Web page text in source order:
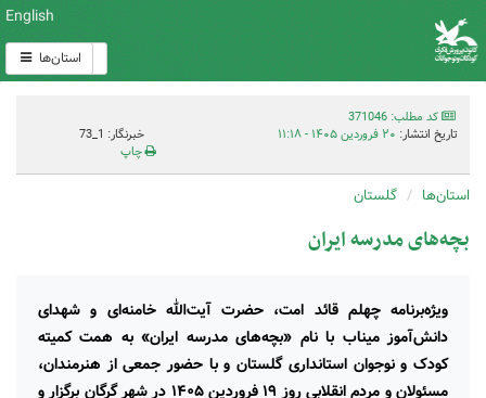
English
استان‌ها
کد مطلب: 371046
تاریخ انتشار: ۲۰ فروردین ۱۴۰۵ - ۱۱:۱۸
خبرنگار: 1_73
چاپ
استان‌ها گلستان
بچه‌های مدرسه ایران
ویژه‌برنامه چهلم قائد امت، حضرت آیت‌الله خامنه‌ای و شهدای
دانش‌آموز میناب با نام «بچه‌های مدرسه ایران» به همت کمیته
کودک و نوجوان استانداری گلستان و با حضور جمعی از هنرمندان،
مسئولان و مردم انقلابی روز ۱۹ فروردین ۱۴۰۵ در شهر گرگان برگزار و